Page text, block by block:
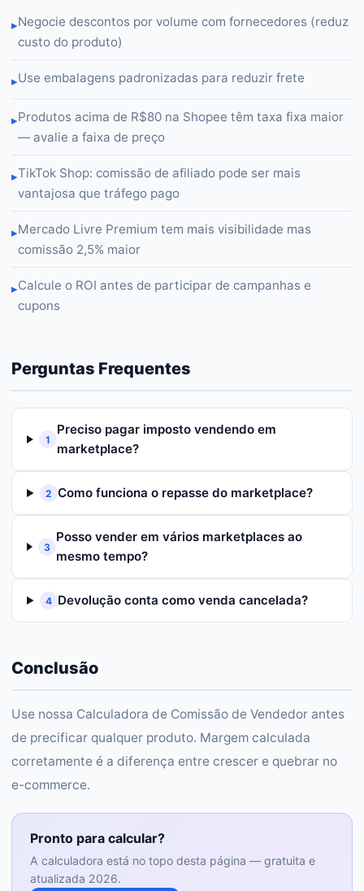
▸Negocie descontos por volume com fornecedores (reduz
custo do produto)
▸Use embalagens padronizadas para reduzir frete
▸Produtos acima de R$80 na Shopee têm taxa fixa maior
— avalie a faixa de preço
▸TikTok Shop: comissão de afiliado pode ser mais
vantajosa que tráfego pago
▸Mercado Livre Premium tem mais visibilidade mas
comissão 2,5% maior
▸Calcule o ROI antes de participar de campanhas e
cupons
Perguntas Frequentes
1
Preciso pagar imposto vendendo em
marketplace?
2 Como funciona o repasse do marketplace?
3
Posso vender em vários marketplaces ao
mesmo tempo?
4 Devolução conta como venda cancelada?
Conclusão
Use nossa Calculadora de Comissão de Vendedor antes
de precificar qualquer produto. Margem calculada
corretamente é a diferença entre crescer e quebrar no
e-commerce.
Pronto para calcular?
A calculadora está no topo desta página — gratuita e
atualizada 2026.